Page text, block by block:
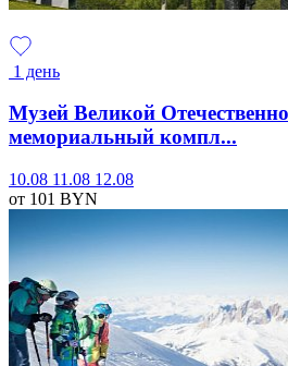
1 день
Музей Великой
мемориальный компл...
10.08 11.08 12.08
от 101 BYN